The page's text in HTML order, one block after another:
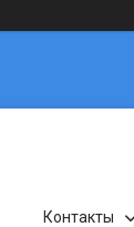
Контакты